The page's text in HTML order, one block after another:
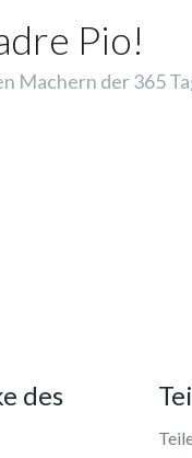
Pio!
Machern der 365
des